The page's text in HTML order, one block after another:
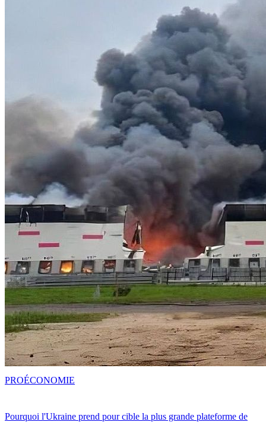
Pourquoi l'Ukraine prend pour cible la plus grande plateforme de
PROÉCONOMIE